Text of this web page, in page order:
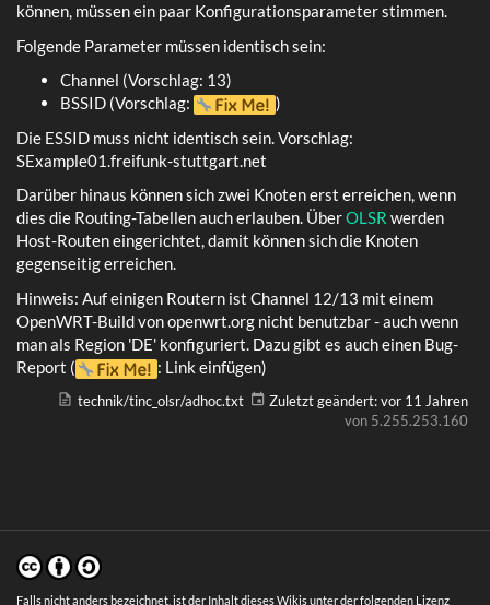
können, müssen ein paar Konfigurationsparameter stimmen.
Folgende Parameter müssen identisch sein:
Channel (Vorschlag: 13)
BSSID (Vorschlag:
)
Die ESSID muss nicht identisch sein. Vorschlag:
SExample01.freifunk-stuttgart.net
Darüber hinaus können sich zwei Knoten erst erreichen, wenn
dies die Routing-Tabellen auch erlauben. ÜberOLSR werden
Host-Routen eingerichtet, damit können sich die Knoten
gegenseitig erreichen.
Hinweis: Auf einigen Routern ist Channel 12/13 mit einem
OpenWRT-Build von openwrt.org nicht benutzbar - auch wenn
man als Region 'DE' konfiguriert. Dazu gibt es auch einen Bug-
Report (
: Link einfügen)
technik/tinc_olsr/adhoc.txt Zuletzt geändert:vor 11 Jahren
von 5.255.253.160
Falls nicht anders bezeichnet, ist der Inhalt dieses Wikis unter der folgenden Lizenz